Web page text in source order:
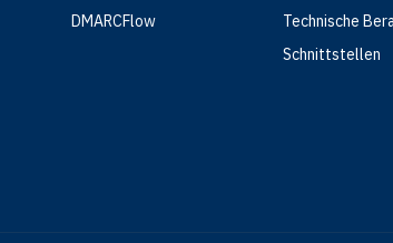
DMARCFlow
Technische
Schnittstellen